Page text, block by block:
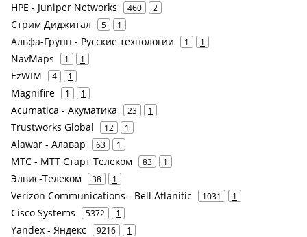
HPE - Juniper Networks 460 2
Стрим Диджитал 5 1
Альфа-Групп - Русские технологии 1 1
NavMaps 1 1
EzWIM 4 1
Magnifire 1 1
Acumatica - Акуматика 23 1
Trustworks Global 12 1
Alawar - Алавар 63 1
МТС - МТТ Старт Телеком 83 1
Элвис-Телеком 38 1
Verizon Communications - Bell Atlanitic 1031 1
Cisco Systems 5372 1
Yandex - Яндекс 9216 1